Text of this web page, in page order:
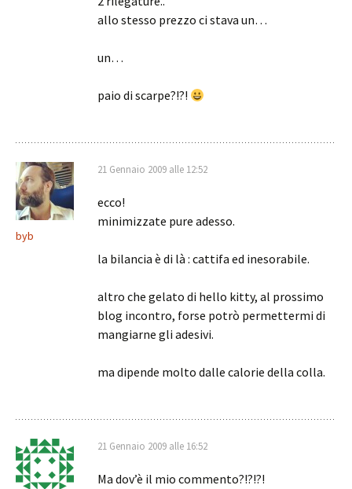
allo stesso prezzo ci stava un…
un…
paio di scarpe?!?!
byb
21 Gennaio 2009 alle 12:52
ecco!
minimizzate pure adesso.
la bilancia è di là : cattifa ed inesorabile.
altro che gelato di hello kitty, al prossimo
blog incontro, forse potrò permettermi di
mangiarne gli adesivi.
ma dipende molto dalle calorie della colla.
21 Gennaio 2009 alle 16:52
Ma dov’è il mio commento?!?!?!